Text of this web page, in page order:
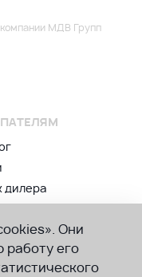
Они
его
МДВ Групп
дилера
К AODES
в ВК